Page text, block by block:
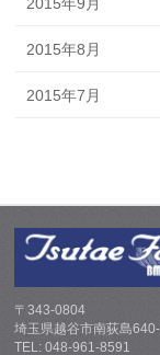
2015年8月
2015年7月
〒343-0804
埼玉県越谷市南荻島
TEL: 048-961-8591